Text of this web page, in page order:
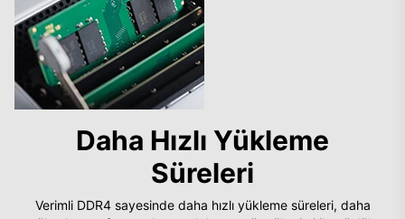
Daha Hızlı Yükleme
Süreleri
Verimli DDR4 sayesinde daha hızlı yükleme süreleri, daha